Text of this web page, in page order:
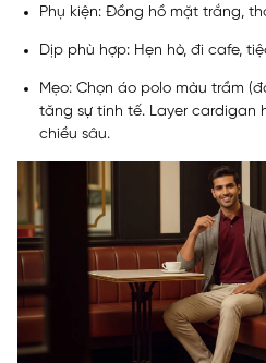
Phụ kiện: Đồng hồ mặt trắng,
Dịp phù hợp: Hẹn hò, đi cafe,
Mẹo: Chọn áo polo màu trầm
tăng sự tinh tế. Layer cardigan
chiều sâu.